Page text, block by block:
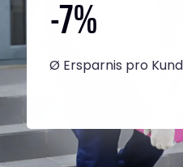
-7%
Ø Ersparnis pro